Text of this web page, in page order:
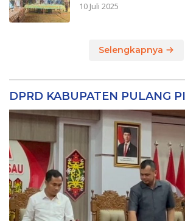
10 Juli 2025
Selengkapnya
DPRD KABUPATEN PULANG